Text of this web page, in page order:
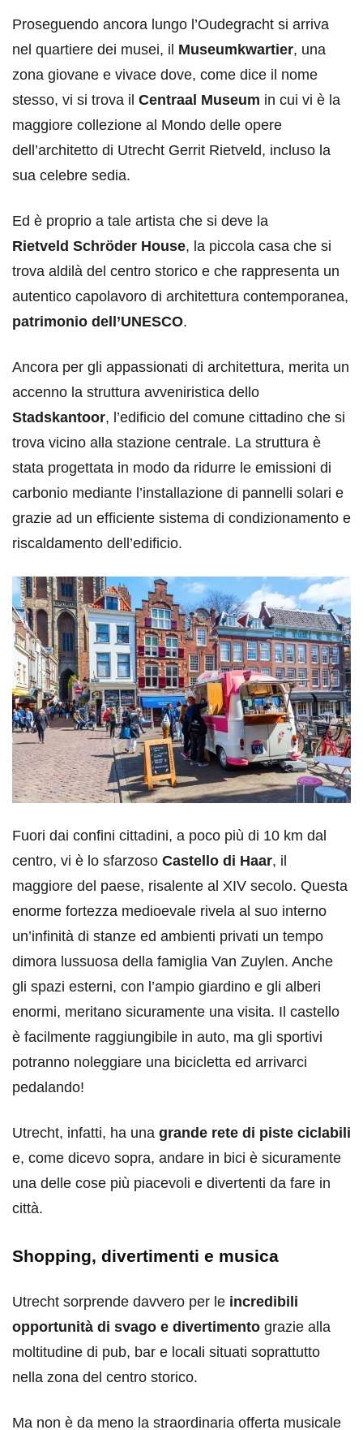
Proseguendo ancora lungo l’Oudegracht si arriva
nel quartiere dei musei, il Museumkwartier, una
zona giovane e vivace dove, come dice il nome
stesso, vi si trova il Centraal Museum in cui vi è la
maggiore collezione al Mondo delle opere
dell’architetto di Utrecht Gerrit Rietveld, incluso la
sua celebre sedia.
Ed è proprio a tale artista che si deve la
Rietveld Schröder House, la piccola casa che si
trova aldilà del centro storico e che rappresenta un
autentico capolavoro di architettura contemporanea,
patrimonio dell’UNESCO.
Ancora per gli appassionati di architettura, merita un
accenno la struttura avveniristica dello
Stadskantoor, l’edificio del comune cittadino che si
trova vicino alla stazione centrale. La struttura è
stata progettata in modo da ridurre le emissioni di
carbonio mediante l’installazione di pannelli solari e
grazie ad un efficiente sistema di condizionamento e
riscaldamento dell’edificio.
Fuori dai confini cittadini, a poco più di 10 km dal
centro, vi è lo sfarzoso Castello di Haar, il
maggiore del paese, risalente al XIV secolo. Questa
enorme fortezza medioevale rivela al suo interno
un’infinità di stanze ed ambienti privati un tempo
dimora lussuosa della famiglia Van Zuylen. Anche
gli spazi esterni, con l’ampio giardino e gli alberi
enormi, meritano sicuramente una visita. Il castello
è facilmente raggiungibile in auto, ma gli sportivi
potranno noleggiare una bicicletta ed arrivarci
pedalando!
Utrecht, infatti, ha una grande rete di piste ciclabili
e, come dicevo sopra, andare in bici è sicuramente
una delle cose più piacevoli e divertenti da fare in
città.
Shopping, divertimenti e musica
Utrecht sorprende davvero per le incredibili
opportunità di svago e divertimento grazie alla
moltitudine di pub, bar e locali situati soprattutto
nella zona del centro storico.
Ma non è da meno la straordinaria offerta musicale